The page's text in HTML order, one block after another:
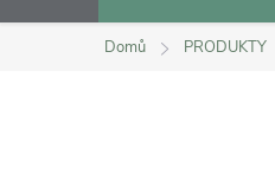
Domů PRODUKTY